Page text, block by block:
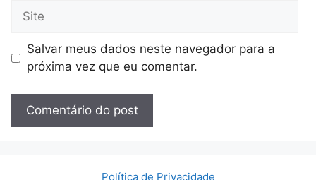
Site
Salvar meus dados neste navegador para a
próxima vez que eu comentar.
Política de Privacidade